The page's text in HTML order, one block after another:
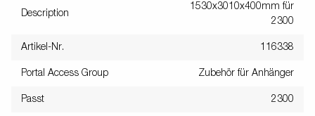
Description
1530x3010x400mm für
2300
Artikel-Nr. 116338
Portal Access Group Zubehör für Anhänger
Passt 2300